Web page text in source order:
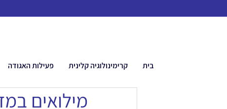
בית קרימינולוגיה קלינית פעילות האגודה
מילואים